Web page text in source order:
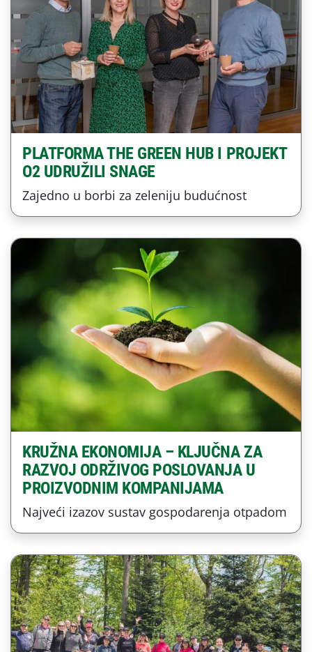
PLATFORMA THE GREEN HUB I PROJEKT
O2 UDRUŽILI SNAGE
Zajedno u borbi za zeleniju budućnost
KRUŽNA EKONOMIJA – KLJUČNA ZA
RAZVOJ ODRŽIVOG POSLOVANJA U
PROIZVODNIM KOMPANIJAMA
Najveći izazov sustav gospodarenja otpadom